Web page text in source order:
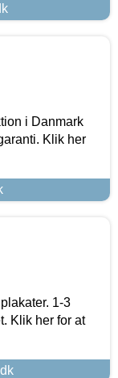
i Danmark
Klik her
1-3
Klik her for at